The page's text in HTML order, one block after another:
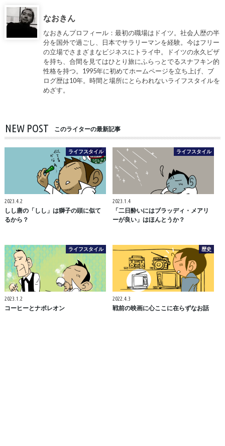
なおきん
なおきんプロフィール：最初の職場はドイツ。社会人歴の半
分を国外で過ごし、日本でサラリーマンを経験。今はフリー
の立場でさまざまなビジネスにトライ中。ドイツの永久ビザ
を持ち、合間を見てはひとり旅にふらっとでるスナフキン的
性格を持つ。1995年に初めてホームページを立ち上げ、ブ
ログ歴は10年。時間と場所にとらわれないライフスタイルを
めざす。
NEW POST このライターの最新記事
ライフスタイル
2023.4.2
しし唐の「しし」は獅子の頭に似て
るから？
ライフスタイル
2023.1.4
「二日酔いにはブラッディ・メアリ
ーが良い」はほんとうか？
ライフスタイル
2023.1.2
コーヒーとナポレオン
歴史
2022.4.3
戦前の映画に心ここに在らずなお話